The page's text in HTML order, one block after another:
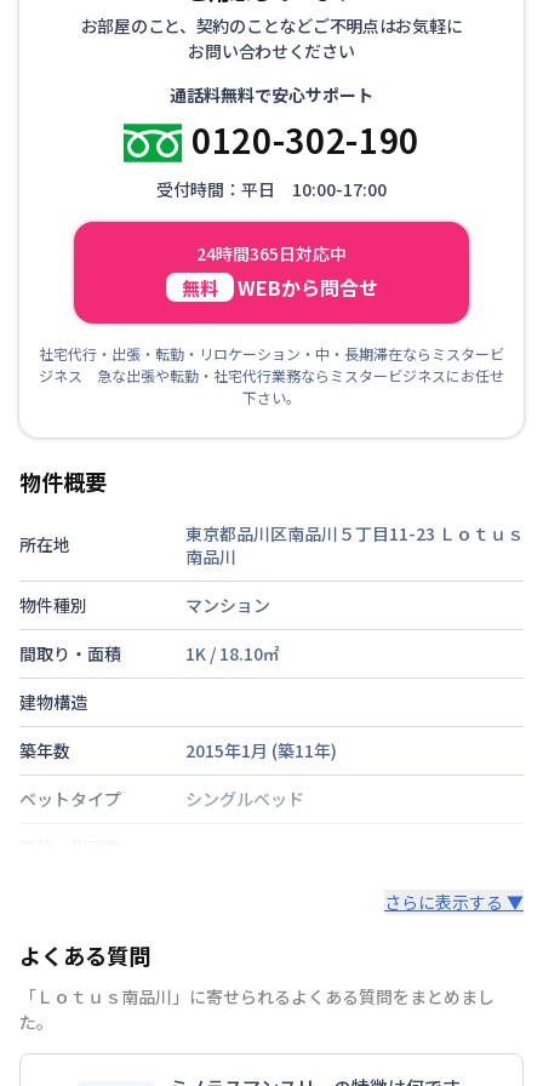
お部屋のこと、契約のことなどご不明点はお気軽に
お問い合わせください
通話料無料で安心サポート
0120-302-190
受付時間：平日 10:00-17:00
24時間365日対応中
無料 WEBから問合せ
社宅代行・出張・転勤・リロケーション・中・長期滞在ならミスタービ
ジネス 急な出張や転勤・社宅代行業務ならミスタービジネスにお任せ
下さい。
物件概要
所在地 東京都品川区南品川５丁目11-23 Ｌｏｔｕｓ
南品川
物件種別
マンション
間取り・面積
1K / 18.10㎡
建物構造
築年数
2015年1月 (築11年)
ベットタイプ
シングルベッド
部屋の向き
禁煙・喫煙
禁煙
交通
さらに表示する ▼
よくある質問
「Ｌｏｔｕｓ南品川」に寄せられるよくある質問をまとめまし
た。